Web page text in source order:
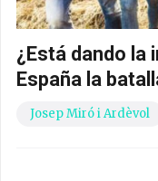
¿Está dando la
España la
Josep Miró i Ardèvol